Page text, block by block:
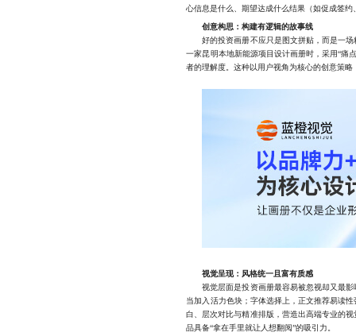
心信息是什么、期望达成什么结果（如促成签
创意构思：构建有逻辑的故事线
好的投资画册不应只是图文拼贴，而是一场
一家昆明本地新能源项目设计画册时，采用“
者的理解度。这种以用户视角为核心的创意策
视觉呈现：风格统一且富有质感
视觉层面是投资画册最容易被忽视却又最影
当加入活力色块；字体选择上，正文推荐易读
白、层次对比与精准排版，营造出高端专业的
品具备“拿在手里就让人想翻阅”的吸引力。